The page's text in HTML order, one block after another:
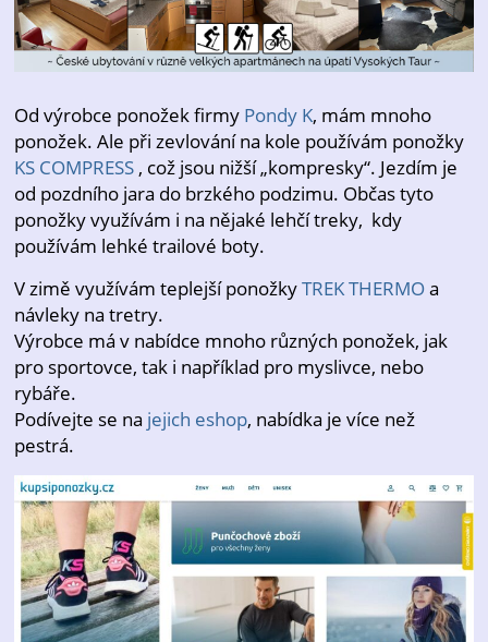
Od výrobce ponožek firmy Pondy K, mám mnoho
ponožek. Ale při zevlování na kole používám ponožky
KS COMPRESS , což jsou nižší „kompresky“. Jezdím je
od pozdního jara do brzkého podzimu. Občas tyto
ponožky využívám i na nějaké lehčí treky, kdy
používám lehké trailové boty.
V zimě využívám teplejší ponožkyTREK THERMOa
návleky na tretry.
Výrobce má v nabídce mnoho různých ponožek, jak
pro sportovce, tak i například pro myslivce, nebo
rybáře.
Podívejte se na jejich eshop, nabídka je více než
pestrá.